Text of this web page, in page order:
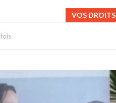
VOS DROITS